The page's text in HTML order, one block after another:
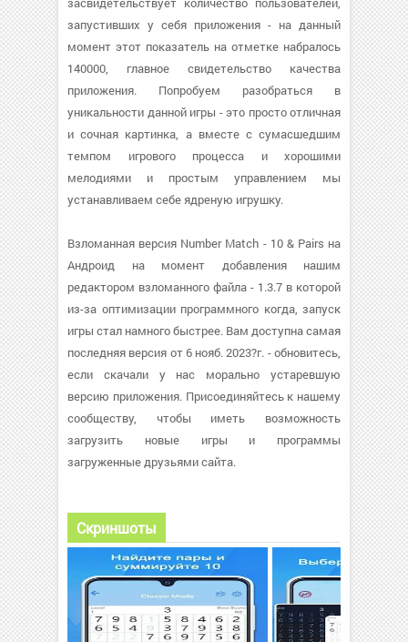
запустивших у себя приложения - на данный
момент этот показатель на отметке набралось
140000, главное свидетельство качества
приложения. Попробуем разобраться в
уникальности данной игры - это просто отличная
и сочная картинка, а вместе с сумасшедшим
темпом игрового процесса и хорошими
мелодиями и простым управлением мы
устанавливаем себе ядреную игрушку.
Взломанная версия Number Match - 10 & Pairs на
Андроид на момент добавления нашим
редактором взломанного файла - 1.3.7 в которой
из-за оптимизации программного когда, запуск
игры стал намного быстрее. Вам доступна самая
последняя версия от 6 нояб. 2023?г. - обновитесь,
если скачали у нас морально устаревшую
версию приложения. Присоединяйтесь к нашему
сообществу, чтобы иметь возможность
загрузить новые игры и программы
загруженные друзьями сайта.
Скриншоты